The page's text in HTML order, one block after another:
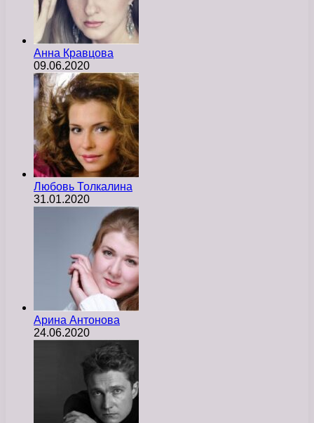
Анна Кравцова
09.06.2020
Любовь Толкалина
31.01.2020
Арина Антонова
24.06.2020